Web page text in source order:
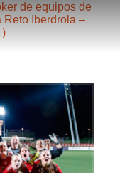
de equipos de
Reto Iberdrola –